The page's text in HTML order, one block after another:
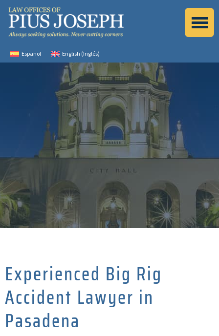
Español English (Inglés)
Experienced Big Rig
Accident Lawyer in
Pasadena